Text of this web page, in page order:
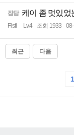
잡담 케이 좀 멋있었
Flstl Lv.4 조회 1933
최근 다음
1